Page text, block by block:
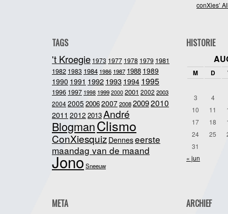
conXies’
TAGS
't Kroegie 1973 1977 1978 1979 1981
1982 1983 1984 1986 1987 1988 1989
1990 1991 19921993 1994 1995
1996 1997 1998 1999 2000 2001 2002 2003
20042005 20062007200820092010
2011 2012 2013André
BlogmanClismo
ConXiesquiz Denneseerste
maandag van de maand
JonoSneeuw
HISTORIE
M D
3
4
10
11
17
18
24
25
31
« jun
META ARCHIEF